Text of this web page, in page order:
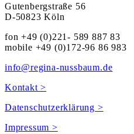
Gutenbergstraße 56
D-50823 Köln
fon +49 (0)221- 589 887 83
mobile +49 (0)172-96 86 983
info@regina-nussbaum.de
Kontakt >
Datenschutzerklärung >
Impressum >